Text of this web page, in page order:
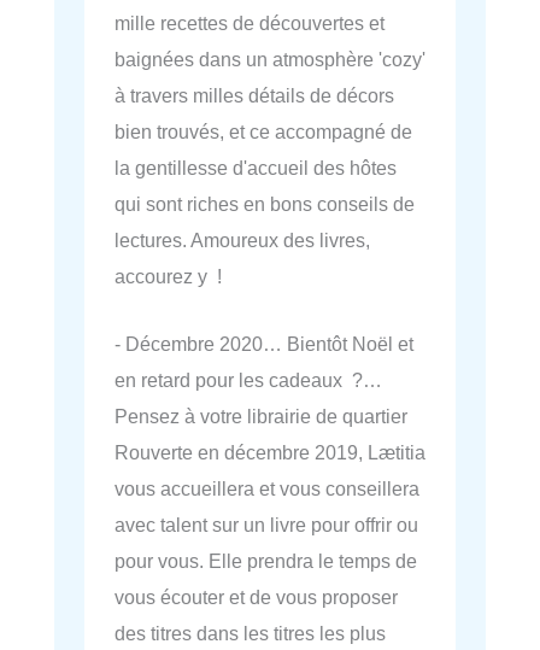
mille recettes de découvertes et
baignées dans un atmosphère 'cozy'
à travers milles détails de décors
bien trouvés, et ce accompagné de
la gentillesse d'accueil des hôtes
qui sont riches en bons conseils de
lectures. Amoureux des livres,
accourez y !
- Décembre 2020… Bientôt Noël et
en retard pour les cadeaux ?…
Pensez à votre librairie de quartier
Rouverte en décembre 2019, Lætitia
vous accueillera et vous conseillera
avec talent sur un livre pour offrir ou
pour vous. Elle prendra le temps de
vous écouter et de vous proposer
des titres dans les titres les plus